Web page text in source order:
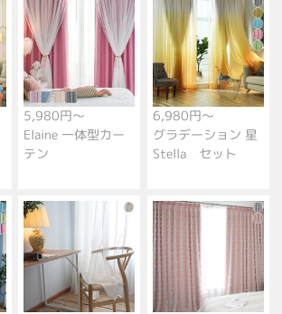
5,980円～
Elaine 一体型カー
テン
6,980円～
グラデーション 星
Stella セット